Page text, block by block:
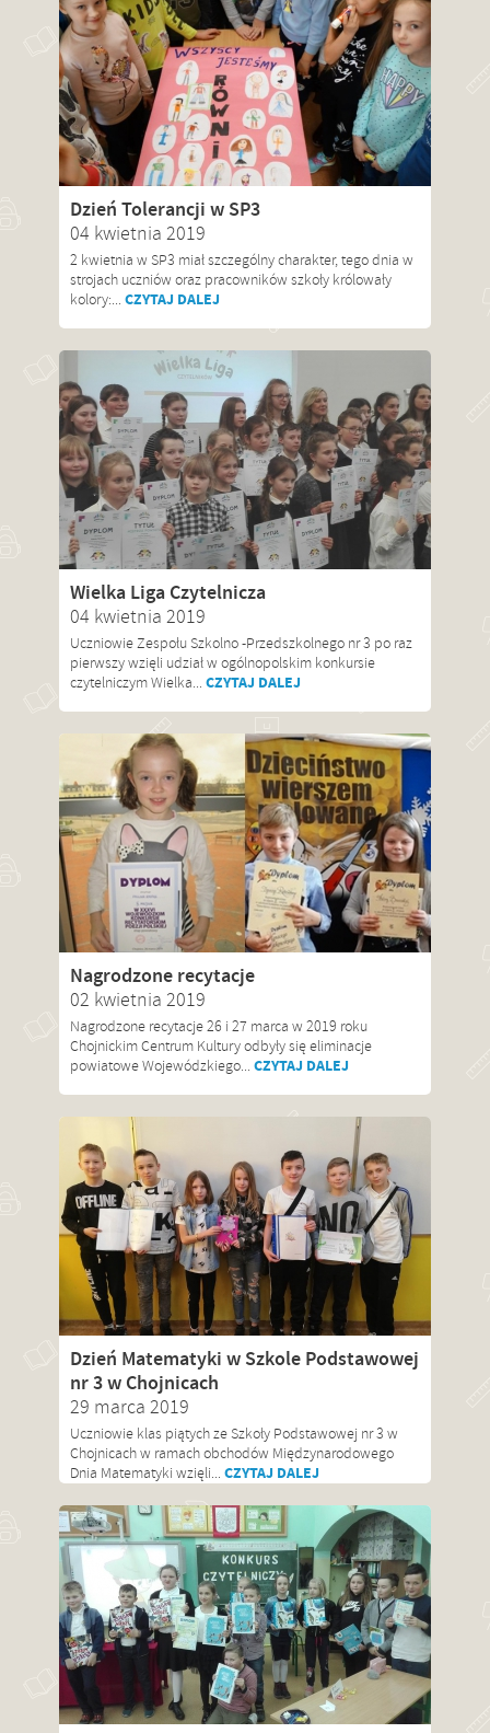
Dzień Tolerancji w SP3
04 kwietnia 2019
2 kwietnia w SP3 miał szczególny charakter, tego dnia w
strojach uczniów oraz pracowników szkoły królowały
kolory:... CZYTAJ DALEJ
Wielka Liga Czytelnicza
04 kwietnia 2019
Uczniowie Zespołu Szkolno -Przedszkolnego nr 3 po raz
pierwszy wzięli udział w ogólnopolskim konkursie
czytelniczym Wielka... CZYTAJ DALEJ
Nagrodzone recytacje
02 kwietnia 2019
Nagrodzone recytacje 26 i 27 marca w 2019 roku
Chojnickim Centrum Kultury odbyły się eliminacje
powiatowe Wojewódzkiego... CZYTAJ DALEJ
Dzień Matematyki w Szkole Podstawowej
nr 3 w Chojnicach
29 marca 2019
Uczniowie klas piątych ze Szkoły Podstawowej nr 3 w
Chojnicach w ramach obchodów Międzynarodowego
Dnia Matematyki wzięli... CZYTAJ DALEJ